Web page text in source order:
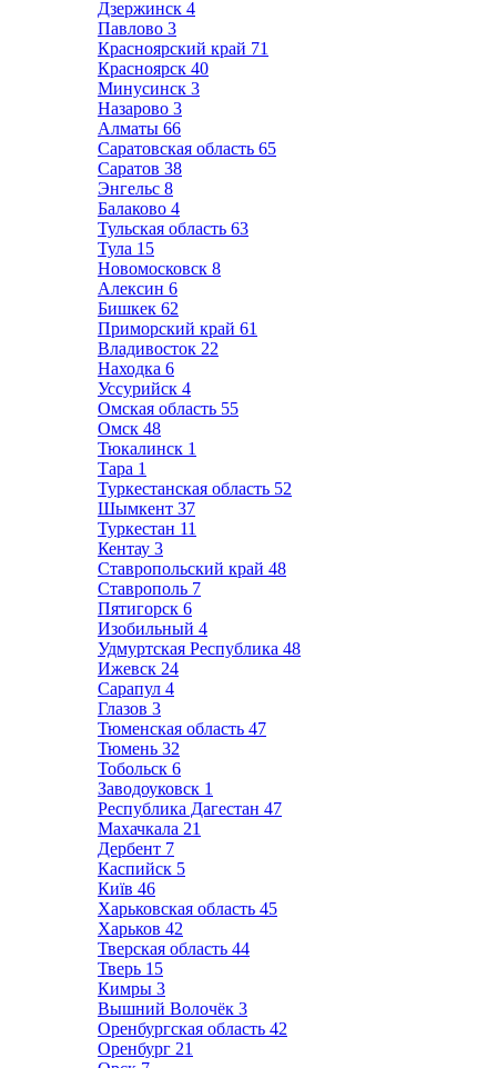
Дзержинск 4
Павлово 3
Красноярский край 71
Красноярск 40
Минусинск 3
Назарово 3
Алматы 66
Саратовская область 65
Саратов 38
Энгельс 8
Балаково 4
Тульская область 63
Тула 15
Новомосковск 8
Алексин 6
Бишкек 62
Приморский край 61
Владивосток 22
Находка 6
Уссурийск 4
Омская область 55
Омск 48
Тюкалинск 1
Тара 1
Туркестанская область 52
Шымкент 37
Туркестан 11
Кентау 3
Ставропольский край 48
Ставрополь 7
Пятигорск 6
Изобильный 4
Удмуртская Республика 48
Ижевск 24
Сарапул 4
Глазов 3
Тюменская область 47
Тюмень 32
Тобольск 6
Заводоуковск 1
Республика Дагестан 47
Махачкала 21
Дербент 7
Каспийск 5
Київ 46
Харьковская область 45
Харьков 42
Тверская область 44
Тверь 15
Кимры 3
Вышний Волочёк 3
Оренбургская область 42
Оренбург 21